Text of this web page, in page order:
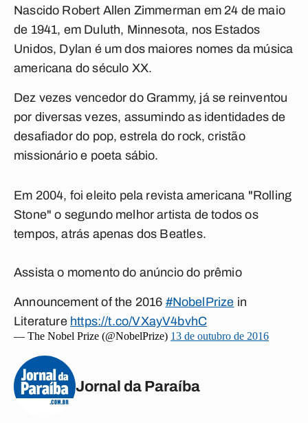
Nascido Robert Allen Zimmerman em 24 de maio
de 1941, em Duluth, Minnesota, nos Estados
Unidos, Dylan é um dos maiores nomes da música
americana do século XX.
Dez vezes vencedor do Grammy, já se reinventou
por diversas vezes, assumindo as identidades de
desafiador do pop, estrela do rock, cristão
missionário e poeta sábio.
Em 2004, foi eleito pela revista americana "Rolling
Stone" o segundo melhor artista de todos os
tempos, atrás apenas dos Beatles.
Assista o momento do anúncio do prêmio
Announcement of the 2016 #NobelPrize in
Literature https://t.co/VXayV4bvhC
— The Nobel Prize (@NobelPrize) 13 de outubro de 2016
Jornal da Paraíba